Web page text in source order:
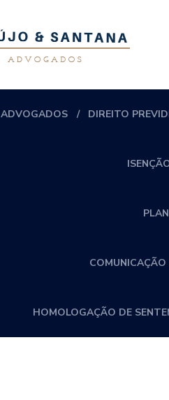
ADVOGADOS DIREITO
HOMOLOGAÇÃO DE